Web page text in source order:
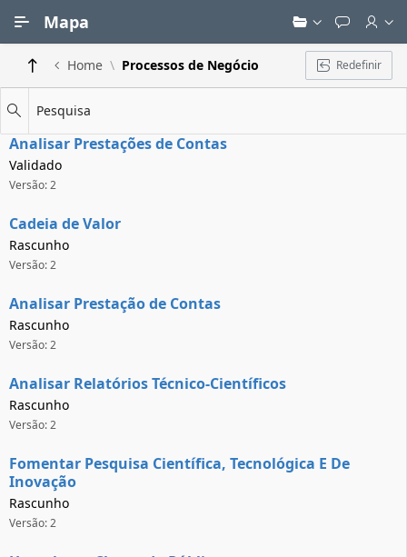
Mapa
Home Processos de Negócio Redefinir
Pesquisa
Analisar Prestações de Contas
Validado
Versão: 2
Cadeia de Valor
Rascunho
Versão: 2
Analisar Prestação de Contas
Rascunho
Versão: 2
Analisar Relatórios Técnico-Científicos
Rascunho
Versão: 2
Fomentar Pesquisa Científica, Tecnológica E De
Inovação
Rascunho
Versão: 2